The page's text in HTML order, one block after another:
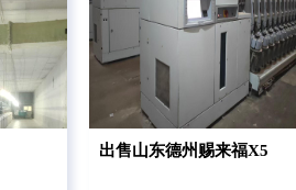
出售山东德州赐来福X5